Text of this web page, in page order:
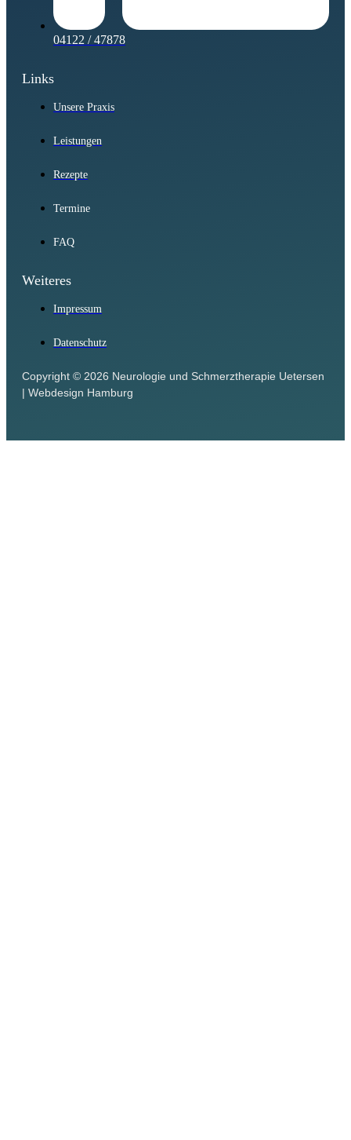
04122 / 47878
Links
Unsere Praxis
Leistungen
Rezepte
Termine
FAQ
Weiteres
Impressum
Datenschutz
Copyright © 2026 Neurologie und Schmerztherapie Uetersen
| Webdesign Hamburg